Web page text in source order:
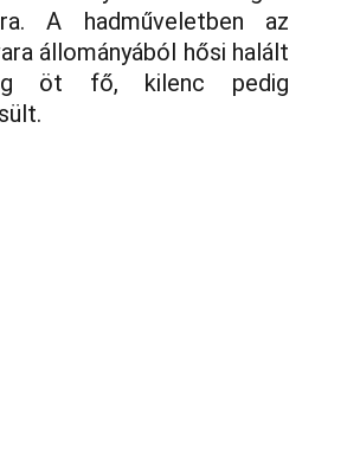
A hadműveletben az
állományából hősi halált
öt fő, kilenc pedig